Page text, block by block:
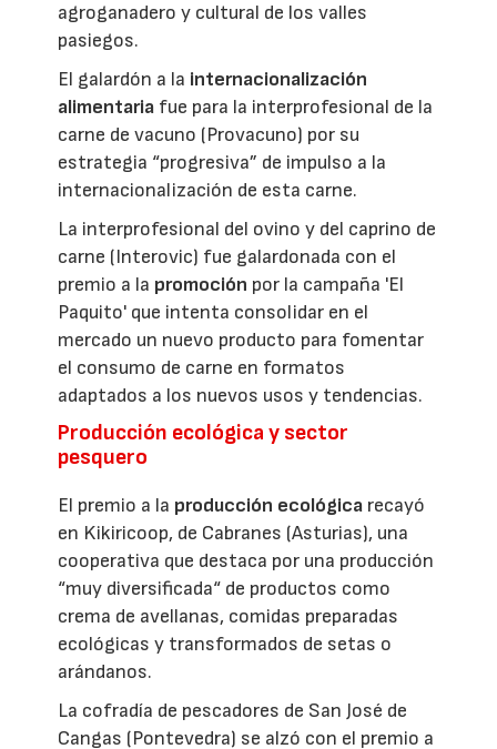
agroganadero y cultural de los valles
pasiegos.
El galardón a la internacionalización
alimentaria fue para la interprofesional de la
carne de vacuno (Provacuno) por su
estrategia “progresiva” de impulso a la
internacionalización de esta carne.
La interprofesional del ovino y del caprino de
carne (Interovic) fue galardonada con el
premio a la promoción por la campaña 'El
Paquito' que intenta consolidar en el
mercado un nuevo producto para fomentar
el consumo de carne en formatos
adaptados a los nuevos usos y tendencias.
Producción ecológica y sector
pesquero
El premio a la producción ecológica recayó
en Kikiricoop, de Cabranes (Asturias), una
cooperativa que destaca por una producción
“muy diversificada“ de productos como
crema de avellanas, comidas preparadas
ecológicas y transformados de setas o
arándanos.
La cofradía de pescadores de San José de
Cangas (Pontevedra) se alzó con el premio a